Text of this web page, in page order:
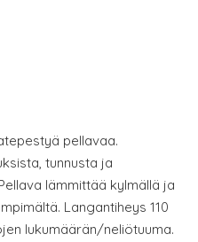
pellavaa.
tunnusta ja
lämmittää kylmällä ja
Langantiheys 110
lukumäärän/neliötuuma.